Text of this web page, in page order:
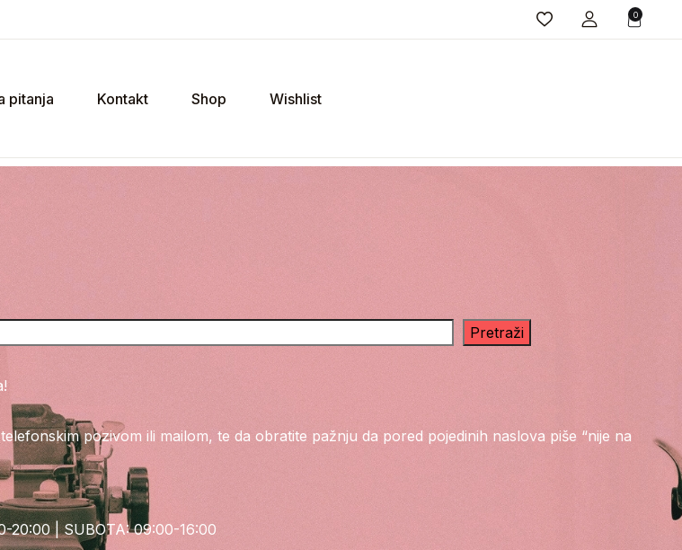
0
pitanja Kontakt Shop Wishlist
Pretraži
pozivom ili mailom, te da obratite pažnju da pored pojedinih naslova piše “nije na
20:00 | SUBOTA: 09:00-16:00